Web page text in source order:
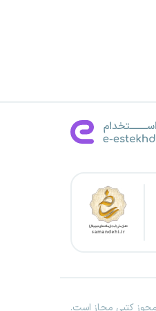
کتبی مجاز است.